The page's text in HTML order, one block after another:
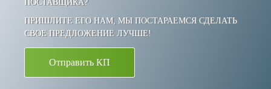
ПОСТАВЩИКА?
ПРИШЛИТЕ ЕГО НАМ, МЫ ПОСТАРАЕМСЯ СДЕЛАТЬ
СВОЕ ПРЕДЛОЖЕНИЕ ЛУЧШЕ!
Отправить КП